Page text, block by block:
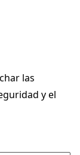
las
y el